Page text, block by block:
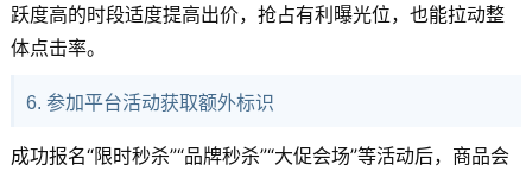
跃度高的时段适度提高出价，抢占有利曝光位，也能拉动整
体点击率。
6. 参加平台活动获取额外标识
成功报名“限时秒杀”“品牌秒杀”“大促会场”等活动后，商品会